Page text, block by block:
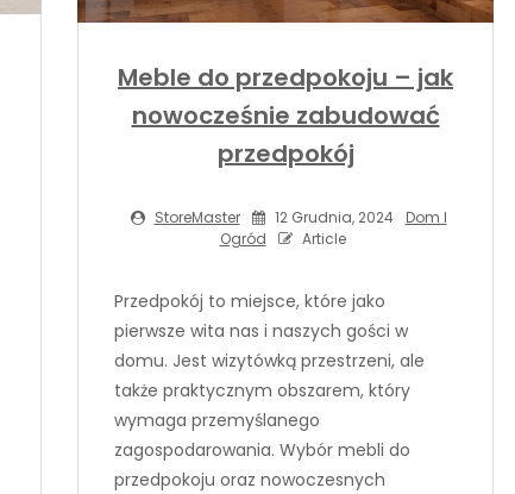
Meble do przedpokoju – jak
nowocześnie zabudować
przedpokój
StoreMaster 12 Grudnia, 2024
Dom I
Ogród
Article
Przedpokój to miejsce, które jako
pierwsze wita nas i naszych gości w
domu. Jest wizytówką przestrzeni, ale
także praktycznym obszarem, który
wymaga przemyślanego
zagospodarowania. Wybór mebli do
przedpokoju oraz nowoczesnych